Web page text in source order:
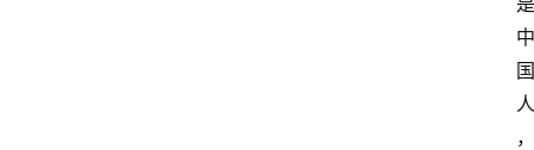
中
国
人
，